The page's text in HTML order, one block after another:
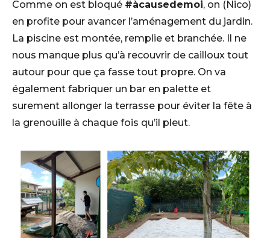
Comme on est bloqué #àcausedemoi, on (Nico)
en profite pour avancer l’aménagement du jardin.
La piscine est montée, remplie et branchée. Il ne
nous manque plus qu’à recouvrir de cailloux tout
autour pour que ça fasse tout propre. On va
également fabriquer un bar en palette et
surement allonger la terrasse pour éviter la fête à
la grenouille à chaque fois qu’il pleut.